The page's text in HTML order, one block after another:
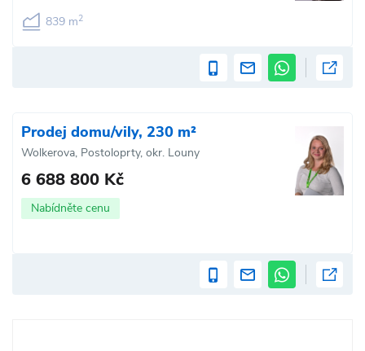
839 m2
Prodej domu/vily, 230 m²
Wolkerova, Postoloprty, okr. Louny
6 688 800 Kč
Nabídněte cenu